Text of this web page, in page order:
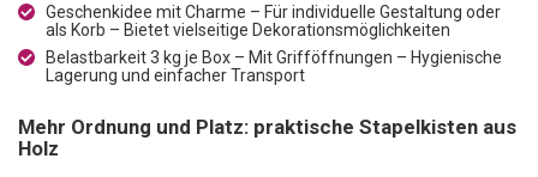
Geschenkidee mit Charme – Für individuelle Gestaltung oder
als Korb – Bietet vielseitige Dekorationsmöglichkeiten
Belastbarkeit 3 kg je Box – Mit Grifföffnungen – Hygienische
Lagerung und einfacher Transport
Mehr Ordnung und Platz: praktische Stapelkisten aus
Holz